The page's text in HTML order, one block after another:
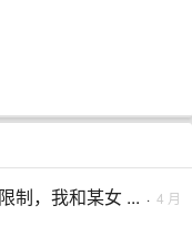
制，我和某女 ... · 4 月